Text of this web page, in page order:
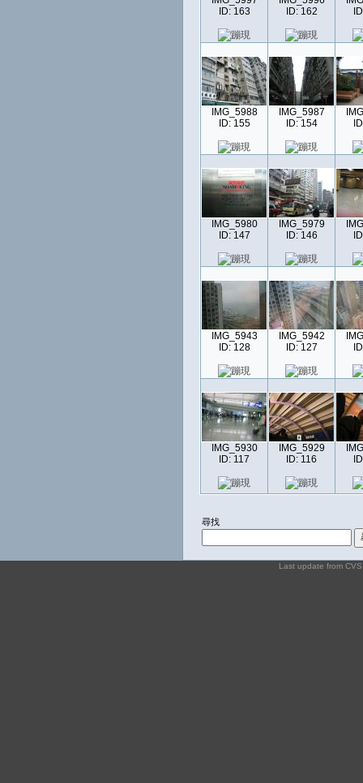
ID: 163
ID: 162
IMG_5988
ID: 155
IMG_5987
ID: 154
IMG_5980
ID: 147
IMG_5979
ID: 146
IMG_5943
ID: 128
IMG_5942
ID: 127
IMG_5930
ID: 117
IMG_5929
ID: 116
尋找
Last update from